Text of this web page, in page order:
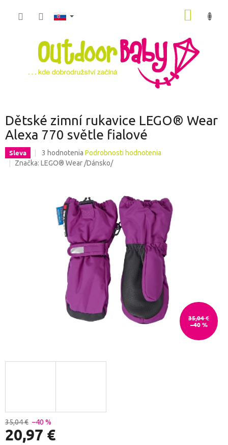
Dětské zimní rukavice LEGO® Wear
Alexa 770 světle fialové
Sleva
Priemerné
hodnotenie
hviezdičiek.
3 hodnotenia Podrobnosti hodnotenia
Značka: LEGO® Wear /Dánsko/
35,04 €
–40 %
35,04 € –40 %
20,97 €